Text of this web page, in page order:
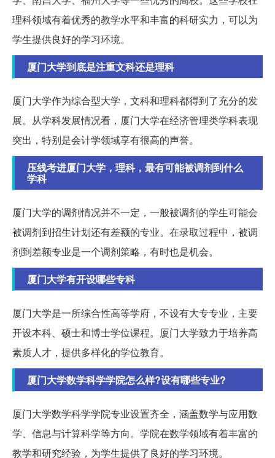
理科领域有着优秀的教学水平和丰富的科研实力，可以为
学生提供良好的学习环境。
厦门大学到底是注重文科还是理科
厦门大学作为综合型大学，文科和理科都得到了充分的发
展。从学科发展情况看，厦门大学在经济管理类学科表现
突出，特别是会计学领域享有很高的声誉。
压线考进厦门大学，理科，最有可能被调剂到什么
学科
厦门大学的调剂情况并不一定，一般被调剂的学生可能会
被调剂到招生计划还有差额的专业。在录取过程中，被调
剂到差额专业是一个调剂策略，有时也是机会。
厦门大学有开设哪些专科
厦门大学是一所综合性高等学府，不设有大专专业，主要
开设本科、硕士和博士学位课程。厦门大学致力于培养高
素质人才，提供多样化的学位教育。
厦门大学数学科学学院怎么样?设有哪些专业?
厦门大学数学科学学院专业设置齐全，涵盖数学与应用数
学、信息与计算科学等方向。学院在数学领域有着丰富的
教学和研究经验，为学生提供了良好的学习环境。